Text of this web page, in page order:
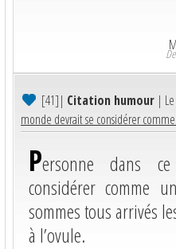
[41]| Citation humour |
monde devrait se considérer
Personne dans
considérer comme
sommes tous arrivés
à l’ovule.